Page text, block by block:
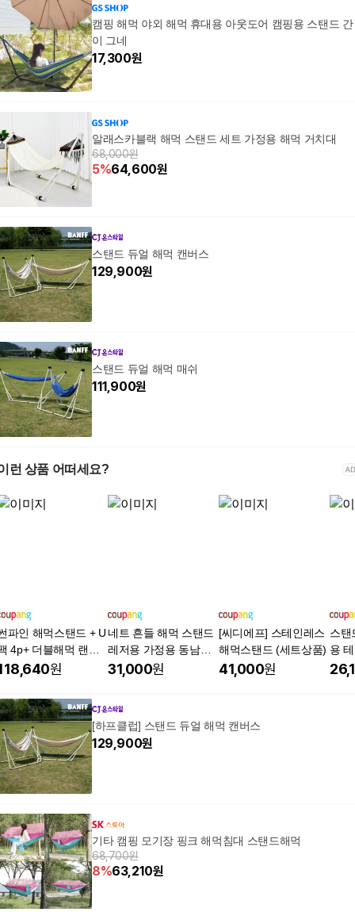
캠핑 해먹 야외 해먹 휴대용 아웃도어 캠핑용 스탠드 간
이 그네
17,300원
알래스카블랙 해먹 스탠드 세트 가정용 해먹 거치대
68,000원
5%64,600원
스탠드 듀얼 해먹 캔버스
129,900원
스탠드 듀얼 해먹 매쉬
111,900원
런 상품 어떠세요?
파인 해먹스탠드 + U
4p+ 더블해먹 랜덤
송 + 가방 풀세트
원
네트 흔들 해먹 스탠드
레저용 가정용 동남아
편안한
31,000원
[씨디에프] 스테인레스
해먹스탠드 (세트상품)
41,000원
스탠
용
외용
[하프클럽] 스탠드 듀얼 해먹 캔버스
129,900원
기타 캠핑 모기장 핑크 해먹침대 스탠드해먹
68,700원
8%63,210원